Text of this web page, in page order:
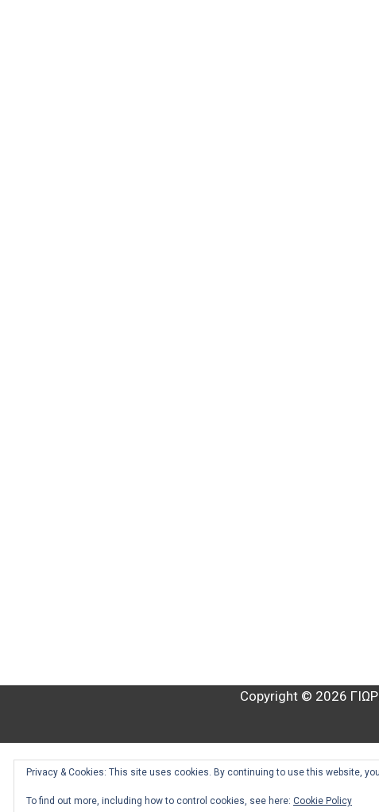
Copyright © 2026
Privacy & Cookies: This site uses cookies. By continuing to use this website,
To find out more, including how to control cookies, see here: Cookie Policy